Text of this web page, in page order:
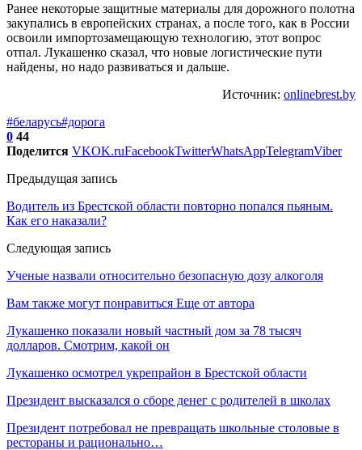
Ранее некоторые защитные материалы для дорожного полотна
закупались в европейских странах, а после того, как в России
освоили импортозамещающую технологию, этот вопрос
отпал. Лукашенко сказал, что новые логистические пути
найдены, но надо развиваться и дальше.
Источник: onlinebrest.by
#беларусь#дорога
0 44
Поделится VKOK.ruFacebookTwitterWhatsAppTelegramViber
Предыдущая запись
Водитель из Брестской области повторно попался пьяным.
Как его наказали?
Следующая запись
Ученые назвали относительно безопасную дозу алкоголя
Вам также могут понравиться Еще от автора
Лукашенко показали новый частный дом за 78 тысяч
долларов. Смотрим, какой он
Лукашенко осмотрел укрепрайон в Брестской области
Президент высказался о сборе денег с родителей в школах
Президент потребовал не превращать школьные столовые в
рестораны и рационально…